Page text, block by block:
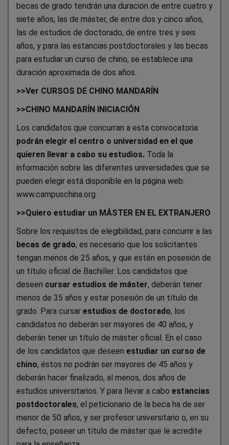
becas de grado tendrán una duración de entre cuatro y
siete años, las de máster, de entre dos y cinco años,
las de estudios de doctorado, de entre tres y seis
años, y para las estancias postdoctorales y las becas
para estudiar un curso de chino, se establece una
duración aproximada de dos años.
>>Ver CURSOS DE CHINO MANDARÍN
>>CHINO MANDARÍN INICIACIÓN
Los candidatos que concurran a esta convocatoria
podrán elegir el centro o universidad en el que
quieren llevar a cabo su estudios. Toda la
información sobre las diferentes universidades que se
pueden elegir está disponible en la página web:
www.campuschina.org.
>>Quiero estudiar un MÁSTER EN EL EXTRANJERO
Sobre los requisitos de elegibilidad, para concurrir a las
becas de grado, es necesario que los solicitantes
tengan menos de 25 años, y que estén en posesión de
un título oficial de Bachiller. Los candidatos que
deseen cursar estudios de máster, deberán tener
menos de 35 años y estar posesión de un título de
grado. Para cursar estudios de doctorado, los
candidatos no deberán ser mayores de 40 años, y
deberán tener un título de máster oficial. En el caso
de los candidatos que deseen estudiar un curso de
chino, éstos no podrán ser mayores de 45 años y
deberán hacer finalizado, al menos, dos años de
estudios universitarios. Y para llevar a cabo estancias
postdoctorales, el peticionario de la beca ha de ser
menor de 50 años, y ser profesor universitario o, en su
defecto, poseer un título de máster que le acredite